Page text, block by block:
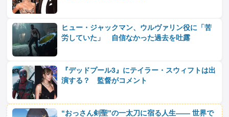
ヒュー・ジャックマン、ウルヴァリン役に「苦
労していた」 自信なかった過去を吐露
『デッドプール3』にテイラー・スウィフトは出
演する？ 監督がコメント
“おっさん剣聖”の一太刀に宿る人生―― 世界で